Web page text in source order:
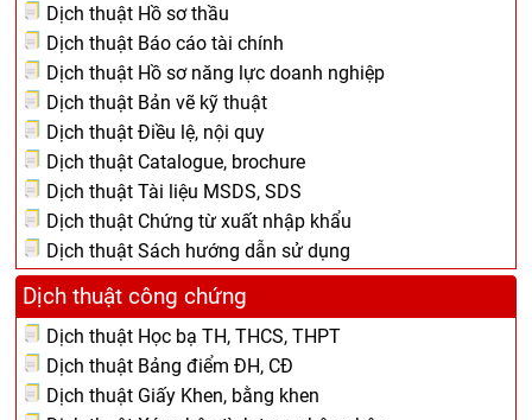
Dịch thuật Hồ sơ thầu
Dịch thuật Báo cáo tài chính
Dịch thuật Hồ sơ năng lực doanh nghiệp
Dịch thuật Bản vẽ kỹ thuật
Dịch thuật Điều lệ, nội quy
Dịch thuật Catalogue, brochure
Dịch thuật Tài liệu MSDS, SDS
Dịch thuật Chứng từ xuất nhập khẩu
Dịch thuật Sách hướng dẫn sử dụng
Dịch thuật công chứng
Dịch thuật Học bạ TH, THCS, THPT
Dịch thuật Bảng điểm ĐH, CĐ
Dịch thuật Giấy Khen, bằng khen